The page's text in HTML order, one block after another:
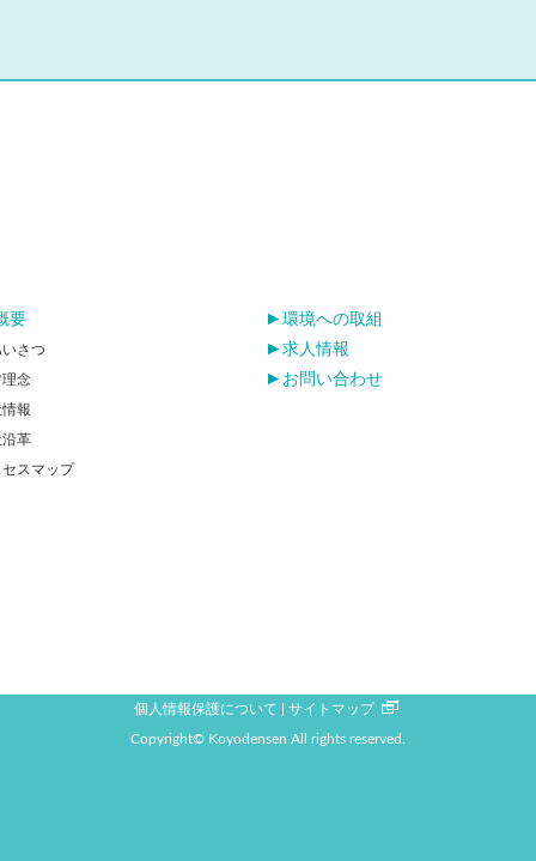
要
さつ
念
報
革
スマップ
環境への取組
求人情報
お問い合わせ
個人情報保護について サイトマップ
Copyright© Koyodensen All rights reserved.